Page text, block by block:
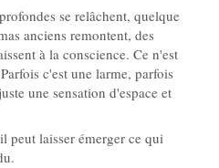
se relâchent, quelque
anciens remontent, des
à la conscience. Ce n'est
c'est une larme, parfois
une sensation d'espace et
peut laisser émerger ce qui